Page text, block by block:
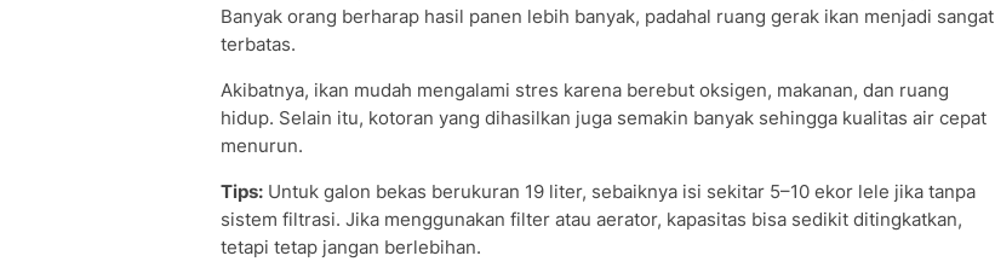
Banyak orang berharap hasil panen lebih banyak, padahal ruang gerak ikan menjadi sangat
terbatas.
Akibatnya, ikan mudah mengalami stres karena berebut oksigen, makanan, dan ruang
hidup. Selain itu, kotoran yang dihasilkan juga semakin banyak sehingga kualitas air cepat
menurun.
Tips: Untuk galon bekas berukuran 19 liter, sebaiknya isi sekitar 5–10 ekor lele jika tanpa
sistem filtrasi. Jika menggunakan filter atau aerator, kapasitas bisa sedikit ditingkatkan,
tetapi tetap jangan berlebihan.